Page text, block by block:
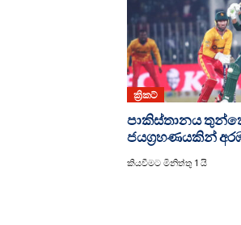
ක්‍රිකට්
පාකිස්තානය
ජයග්‍රහණයකින්
කියවීමට මිනිත්තු 1 යි